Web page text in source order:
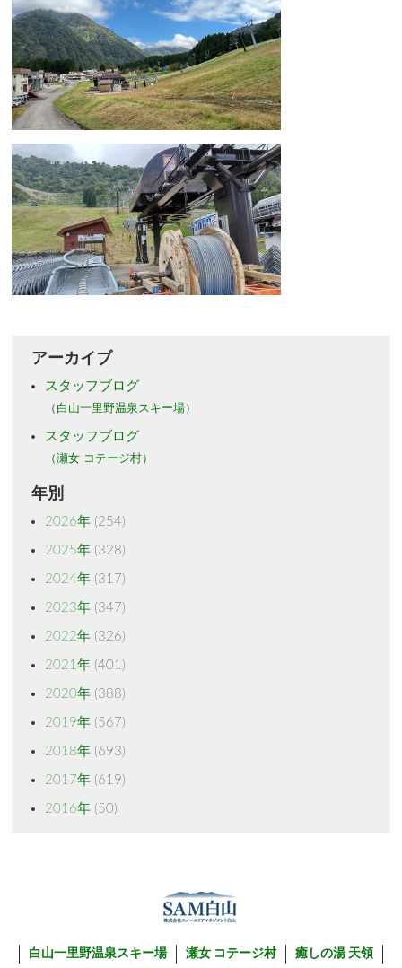
アーカイブ
スタッフブログ
（白山一里野温泉スキー場）
スタッフブログ
（瀬女 コテージ村）
年別
2026年(254)
2025年(328)
2024年(317)
2023年(347)
2022年(326)
2021年(401)
2020年(388)
2019年(567)
2018年(693)
2017年(619)
2016年(50)
白山一里野温泉スキー場 瀬女 コテージ村 癒しの湯 天領